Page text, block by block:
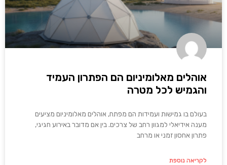
אוהלים מאלומיניום הם הפתרון העמיד
והגמיש לכל מטרה
בעולם בו גמישות ועמידות הם מפתח, אוהלים מאלומיניום מציעים
מענה אידיאלי למגוון רחב של צרכים. בין אם מדובר באירוע חגיגי,
פתרון אחסון זמני או מרחב
לקריאה נוספת